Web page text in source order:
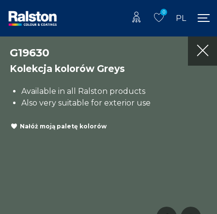
0
PL
G19630
Kolekcja kolorów Greys
Available in all Ralston products
Also very suitable for exterior use
Nałóż moją paletę kolorów